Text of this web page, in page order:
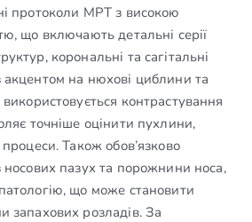
протоколи МРТ з високою
що включають детальні серії
корональні та сагітальні
на нюхові циблини та
контрастування
точніше оцінити пухлини,
Також обов’язково
носових пазух та порожнини носа,
що може становити
запахових розладів. За